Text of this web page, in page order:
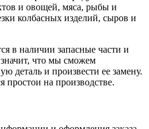
и овощей, мяса, рыбы и
колбасных изделий, сыров и
в наличии запасные части и
что мы сможем
деталь и произвести ее замену.
простои на производстве.